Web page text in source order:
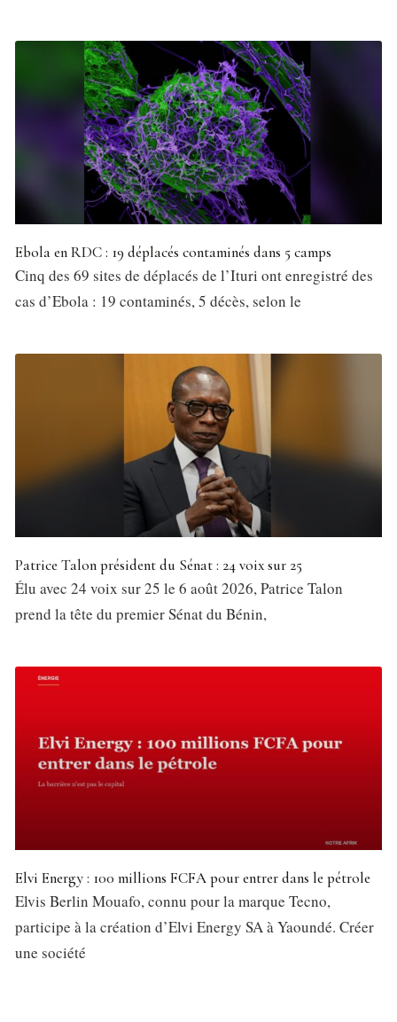
Ebola en RDC : 19 déplacés contaminés dans 5 camps
Cinq des 69 sites de déplacés de l’Ituri ont enregistré des
cas d’Ebola : 19 contaminés, 5 décès, selon le
Patrice Talon président du Sénat : 24 voix sur 25
Élu avec 24 voix sur 25 le 6 août 2026, Patrice Talon
prend la tête du premier Sénat du Bénin,
Elvi Energy : 100 millions FCFA pour entrer dans le pétrole
Elvis Berlin Mouafo, connu pour la marque Tecno,
participe à la création d’Elvi Energy SA à Yaoundé. Créer
une société